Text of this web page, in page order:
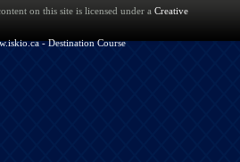
on this site is licensed under a Creative
- Destination Course